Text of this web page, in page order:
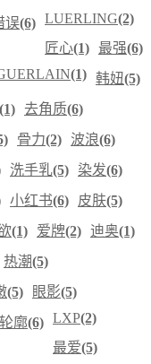
误(6) LUERLING(2)
匠心(1) 最强(6)
(1) 韩妞(5)
(1) 去角质(6)
骨力(2) 波浪(6)
洗手乳(5) 染发(6)
小红书(6) 皮肤(5)
(1) 爱牌(2) 迪奥(1)
热潮(5)
(5) 眼影(5)
轮廓(6) LXP(2)
最爱(5)